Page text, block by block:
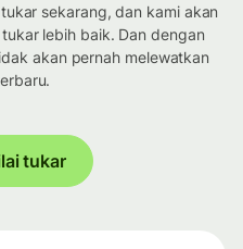
sekarang, dan kami akan
lebih baik. Dan dengan
akan pernah melewatkan
tukar